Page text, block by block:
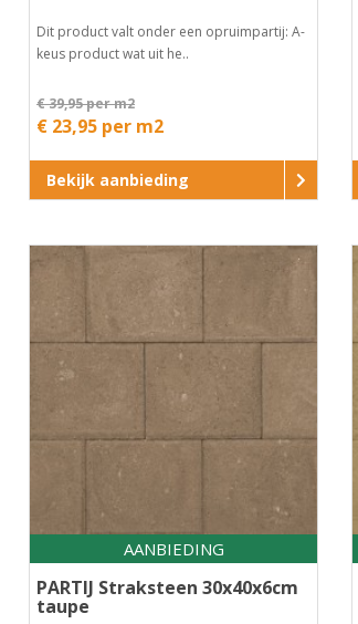
Dit product valt onder een opruimpartij: A-
keus product wat uit he..
€ 39,95 per m2
€ 23,95 per m2
Bekijk aanbieding
AANBIEDING
PARTIJ Straksteen 30x40x6cm
taupe